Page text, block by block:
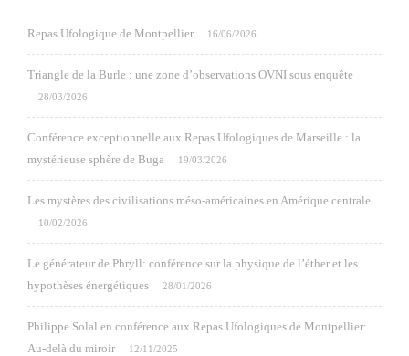
Repas Ufologique de Montpellier 16/06/2026
Triangle de la Burle : une zone d’observations OVNI sous enquête
28/03/2026
Conférence exceptionnelle aux Repas Ufologiques de Marseille : la
mystérieuse sphère de Buga
19/03/2026
Les mystères des civilisations méso-américaines en Amérique centrale
10/02/2026
Le générateur de Phryll: conférence sur la physique de l’éther et les
hypothèses énergétiques
28/01/2026
Philippe Solal en conférence aux Repas Ufologiques de Montpellier:
Au-delà du miroir
12/11/2025